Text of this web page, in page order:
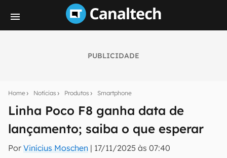
PUBLICIDADE
Home Notícias Produtos Smartphone
Linha Poco F8 ganha data de
lançamento; saiba o que esperar
Por Vinícius Moschen | 17/11/2025 às 07:40
notícias e reviews sobre tecnologia em primeira
mão.
E-mail